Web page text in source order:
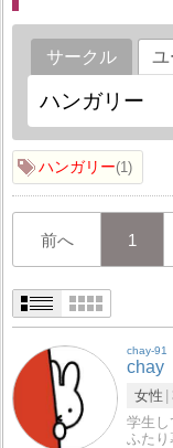
サークル ユ
ハンガリー 1
前へ 1
chay-91
chay
女性
学生
ふた